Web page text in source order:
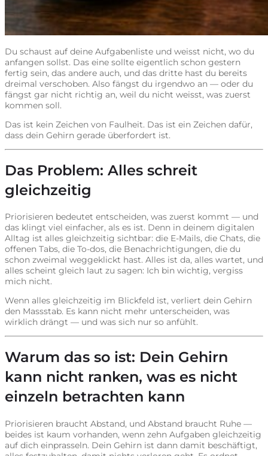
Du schaust auf deine Aufgabenliste und weisst nicht, wo du
anfangen sollst. Das eine sollte eigentlich schon gestern
fertig sein, das andere auch, und das dritte hast du bereits
dreimal verschoben. Also fängst du irgendwo an — oder du
fängst gar nicht richtig an, weil du nicht weisst, was zuerst
kommen soll.
Das ist kein Zeichen von Faulheit. Das ist ein Zeichen dafür,
dass dein Gehirn gerade überfordert ist.
Das Problem: Alles schreit
gleichzeitig
Priorisieren bedeutet entscheiden, was zuerst kommt — und
das klingt viel einfacher, als es ist. Denn in deinem digitalen
Alltag ist alles gleichzeitig sichtbar: die E-Mails, die Chats, die
offenen Tabs, die To-dos, die Benachrichtigungen, die du
schon zweimal weggeklickt hast. Alles ist da, alles wartet, und
alles scheint gleich laut zu sagen: Ich bin wichtig, vergiss
mich nicht.
Wenn alles gleichzeitig im Blickfeld ist, verliert dein Gehirn
den Massstab. Es kann nicht mehr unterscheiden, was
wirklich drängt — und was sich nur so anfühlt.
Warum das so ist: Dein Gehirn
kann nicht ranken, was es nicht
einzeln betrachten kann
Priorisieren braucht Abstand, und Abstand braucht Ruhe —
beides ist kaum vorhanden, wenn zehn Aufgaben gleichzeitig
auf dich einprasseln. Dein Gehirn ist dann damit beschäftigt,